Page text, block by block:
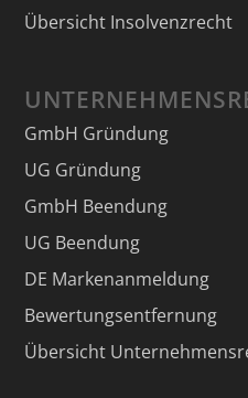
Übersicht Insolvenzrecht
GmbH Gründung
UG Gründung
GmbH Beendung
UG Beendung
DE Markenanmeldung
Bewertungsentfernung
Übersicht